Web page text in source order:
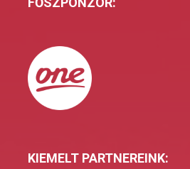
KIEMELT PARTNEREINK: